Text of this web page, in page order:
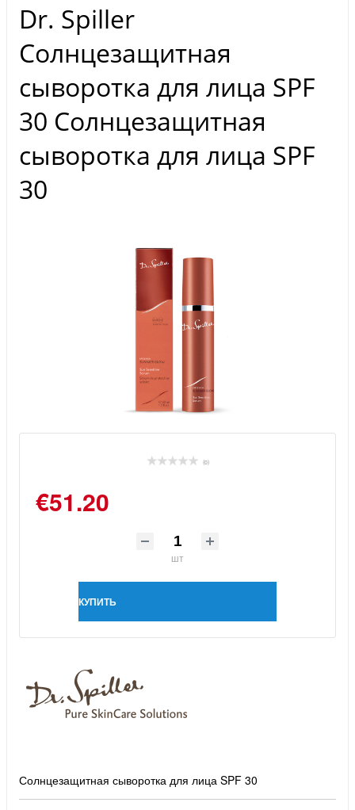
Dr. Spiller
Солнцезащитная
сыворотка для лица SPF
30 Солнцезащитная
сыворотка для лица SPF
30
(0)
€51.20
шт
КУПИТЬ
Солнцезащитная сыворотка для лица SPF 30